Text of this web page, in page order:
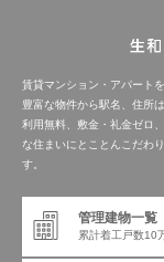
賃貸マンション・アパート
豊富な物件から駅名、住所
利用無料、敷金・礼金ゼロ
な住まいにとことんこだわ
す。
管理建物一覧
累計着工戸数10